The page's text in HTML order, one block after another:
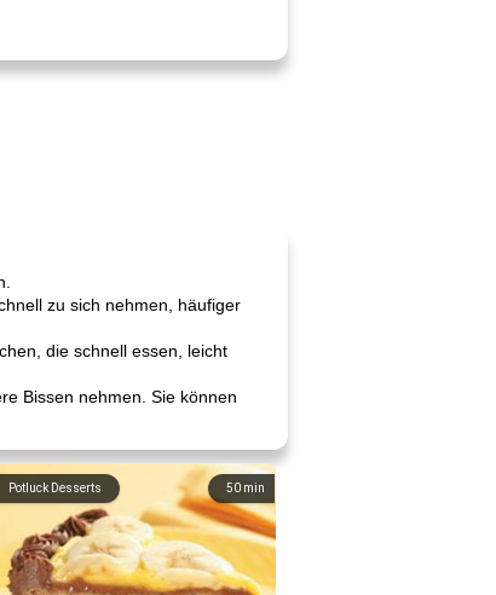
zu sich nehmen, häufiger
die schnell essen, leicht
Bissen nehmen. Sie können
50 min
Potluck Desserts